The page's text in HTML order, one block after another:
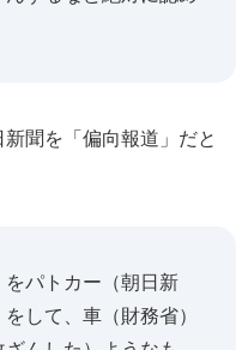
聞を「偏向報道」だと
をパトカー（朝日新
して、車（財務省）